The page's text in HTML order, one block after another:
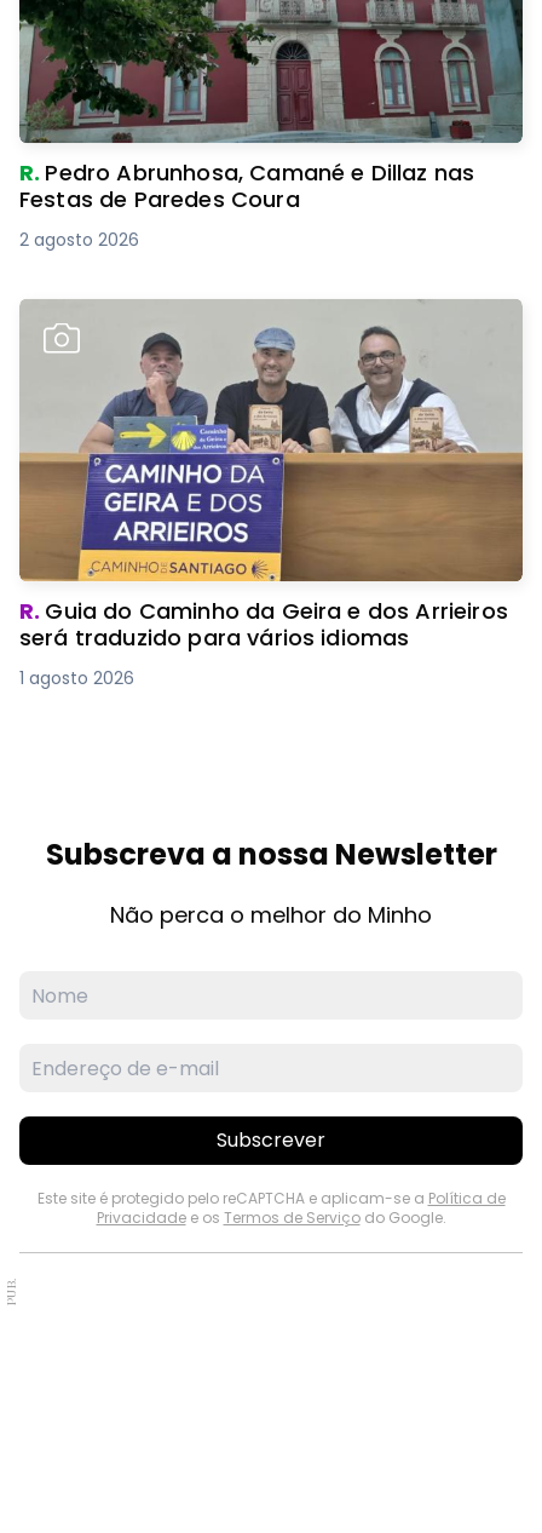
R. Pedro Abrunhosa, Camané e Dillaz nas
Festas de Paredes Coura
2 agosto 2026
R. Guia do Caminho da Geira e dos Arrieiros
será traduzido para vários idiomas
1 agosto 2026
Subscreva a nossa Newsletter
Não perca o melhor do Minho
Subscrever
Este site é protegido pelo reCAPTCHA e aplicam-se a Política de
Privacidadee os Termos de Serviçodo Google.
PUB.